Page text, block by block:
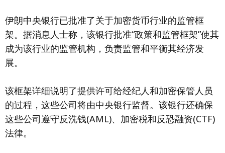
伊朗中央银行已批准了关于加密货币行业的监管框
架。据消息人士称，该银行批准“政策和监管框架”使其
成为该行业的监管机构，负责监管和平衡其经济发
展。
该框架详细说明了提供许可给经纪人和加密保管人员
的过程，这些公司将由中央银行监督。该银行还确保
这些公司遵守反洗钱(AML)、加密税和反恐融资(CTF)
法律。